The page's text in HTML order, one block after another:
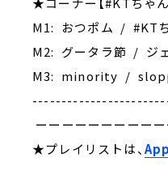
M1: おつポム / #KT
M2: グータラ節 / ジ
M3: minority /
ーーーーーーーーー
★プレイリストは、